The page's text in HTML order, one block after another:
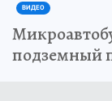
ВИДЕО
подземный